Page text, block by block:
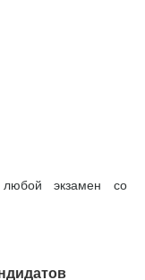
любой экзамен со